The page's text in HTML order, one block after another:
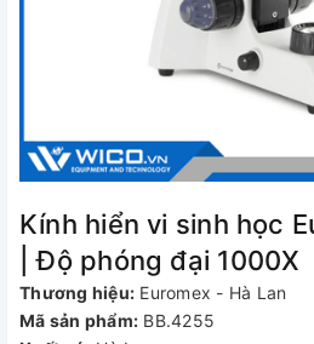
Kính hiển vi sinh học
| Độ phóng đại 1000X
Thương hiệu: Euromex - Hà Lan
Mã sản phẩm: BB.4255